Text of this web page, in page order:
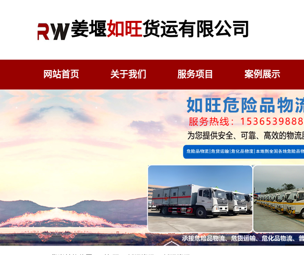
姜堰如旺货运有限公司
网站首页 关于我们 服务项目 案例展示